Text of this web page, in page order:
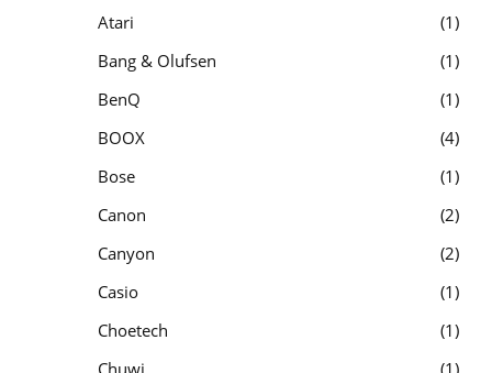
Atari
1
Bang & Olufsen
1
BenQ
1
BOOX
4
Bose
1
Canon
2
Canyon
2
Casio
1
Choetech
1
Chuwi
1